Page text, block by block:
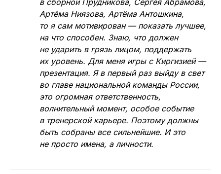
в сборной Прудникова, Сергея Абрамова,
Артёма Ниязова, Артёма Антошкина,
то я сам мотивирован — показать лучшее,
на что способен. Знаю, что должен
не ударить в грязь лицом, поддержать
их уровень. Для меня игры с Киргизией —
презентация. Я в первый раз выйду в свет
во главе национальной команды России,
это огромная ответственность,
волнительный момент, особое событие
в тренерской карьере. Поэтому должны
быть собраны все сильнейшие. И это
не просто имена, а личности.